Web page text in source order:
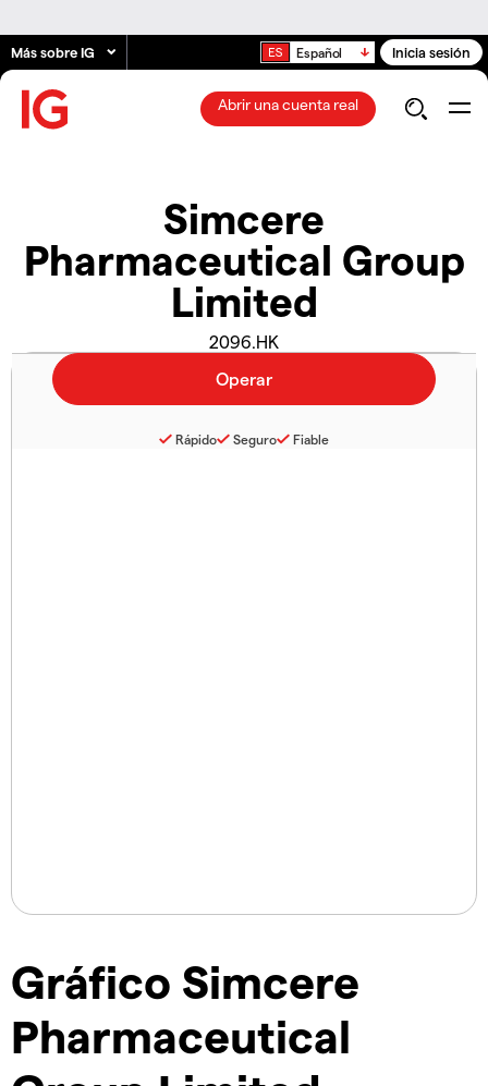
Más sobre IG Español Inicia sesión
Abrir una cuenta real
Simcere
Pharmaceutical Group
Limited
2096.HK
Gráfico Simcere
Pharmaceutical
Rápido Seguro Fiable